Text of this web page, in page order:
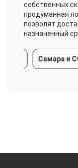
собственных
продуманная
позволят
назначенный
Самара и СО